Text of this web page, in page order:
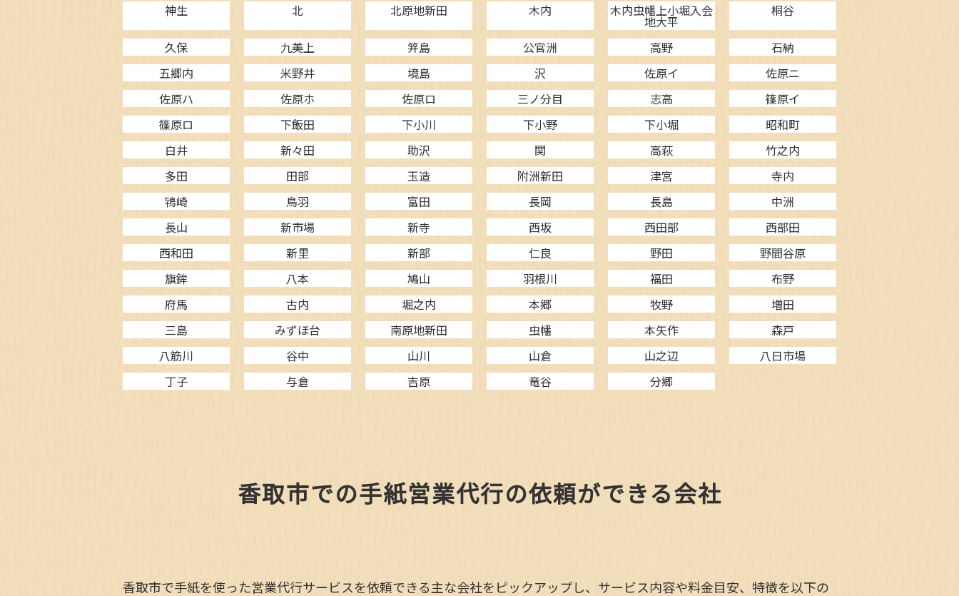
神生
北 北原地新田 木内 木内虫幡上小堀入会
地大平
桐谷
久保 九美上 笄島 公官洲 高野
石納
五郷内
米野井 境島 沢 佐原イ
佐原ニ
佐原ハ
佐原ホ 佐原ロ 三ノ分目 志高
篠原イ
篠原ロ
下飯田 下小川 下小野 下小堀
昭和町
白井
新々田 助沢 関 高萩
竹之内
多田
田部 玉造 附洲新田 津宮
寺内
鴇崎
鳥羽 富田 長岡 長島
中洲
長山
新市場 新寺 西坂 西田部
西部田
西和田
新里 新部 仁良 野田
野間谷原
旗鉾
八本 鳩山 羽根川 福田
布野
府馬
古内 堀之内 本郷 牧野
増田
三島
みずほ台 南原地新田 虫幡 本矢作
森戸
八筋川
谷中 山川 山倉 山之辺
八日市場
丁子
与倉 吉原 竜谷 分郷
香取市での手紙営業代行の依頼ができる会社
香取市で手紙を使った営業代行サービスを依頼できる主な会社をピックアップし、サービス内容や料金目安、特徴を以下の